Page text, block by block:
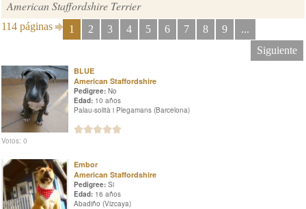
American Staffordshire Terrier
114 páginas 1 2 3 4 5 6 7 8 9
...
Siguiente
BLUE
American Staffordshire
Pedigree: No
Edad: 10 años
Palau-solità i Plegamans (Barcelona)
Votos: 0
Embor
American Staffordshire
Pedigree: Si
Edad: 16 años
Abadiño (Vizcaya)